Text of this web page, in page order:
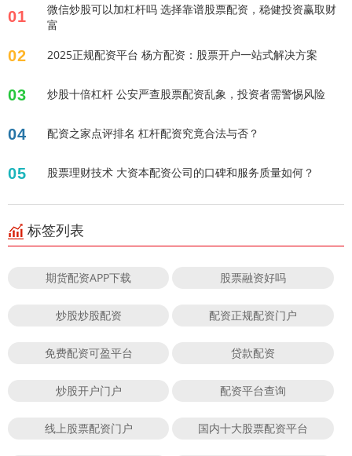
01
微信炒股可以加杠杆吗 选择靠谱股票配资，稳健投资赢取财
富
02 2025正规配资平台 杨方配资：股票开户一站式解决方案
03 炒股十倍杠杆 公安严查股票配资乱象，投资者需警惕风险
04 配资之家点评排名 杠杆配资究竟合法与否？
05 股票理财技术 大资本配资公司的口碑和服务质量如何？
标签列表
期货配资APP下载 股票融资好吗
炒股炒股配资 配资正规配资门户
免费配资可盈平台 贷款配资
炒股开户门户 配资平台查询
线上股票配资门户 国内十大股票配资平台